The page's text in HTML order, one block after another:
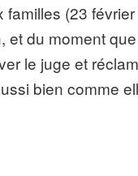
(23
du moment que
le juge et
bien comme